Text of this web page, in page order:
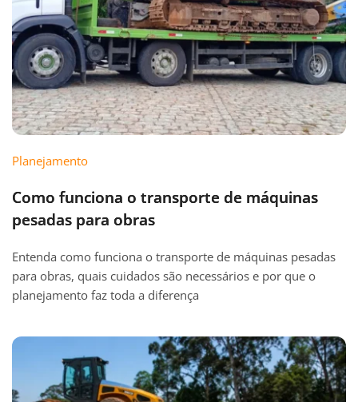
Planejamento
Como funciona o transporte de máquinas
pesadas para obras
Entenda como funciona o transporte de máquinas pesadas
para obras, quais cuidados são necessários e por que o
planejamento faz toda a diferença